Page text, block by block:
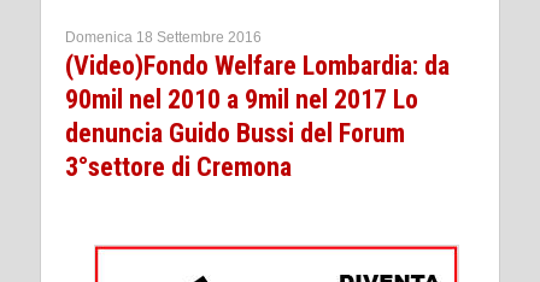
Domenica 18 Settembre 2016
(Video)Fondo Welfare Lombardia: da
90mil nel 2010 a 9mil nel 2017 Lo
denuncia Guido Bussi del Forum
3°settore di Cremona